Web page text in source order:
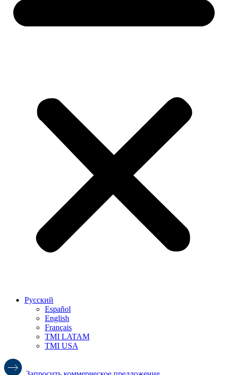
Русский
Español
English
Français
TMI LATAM
TMI USA